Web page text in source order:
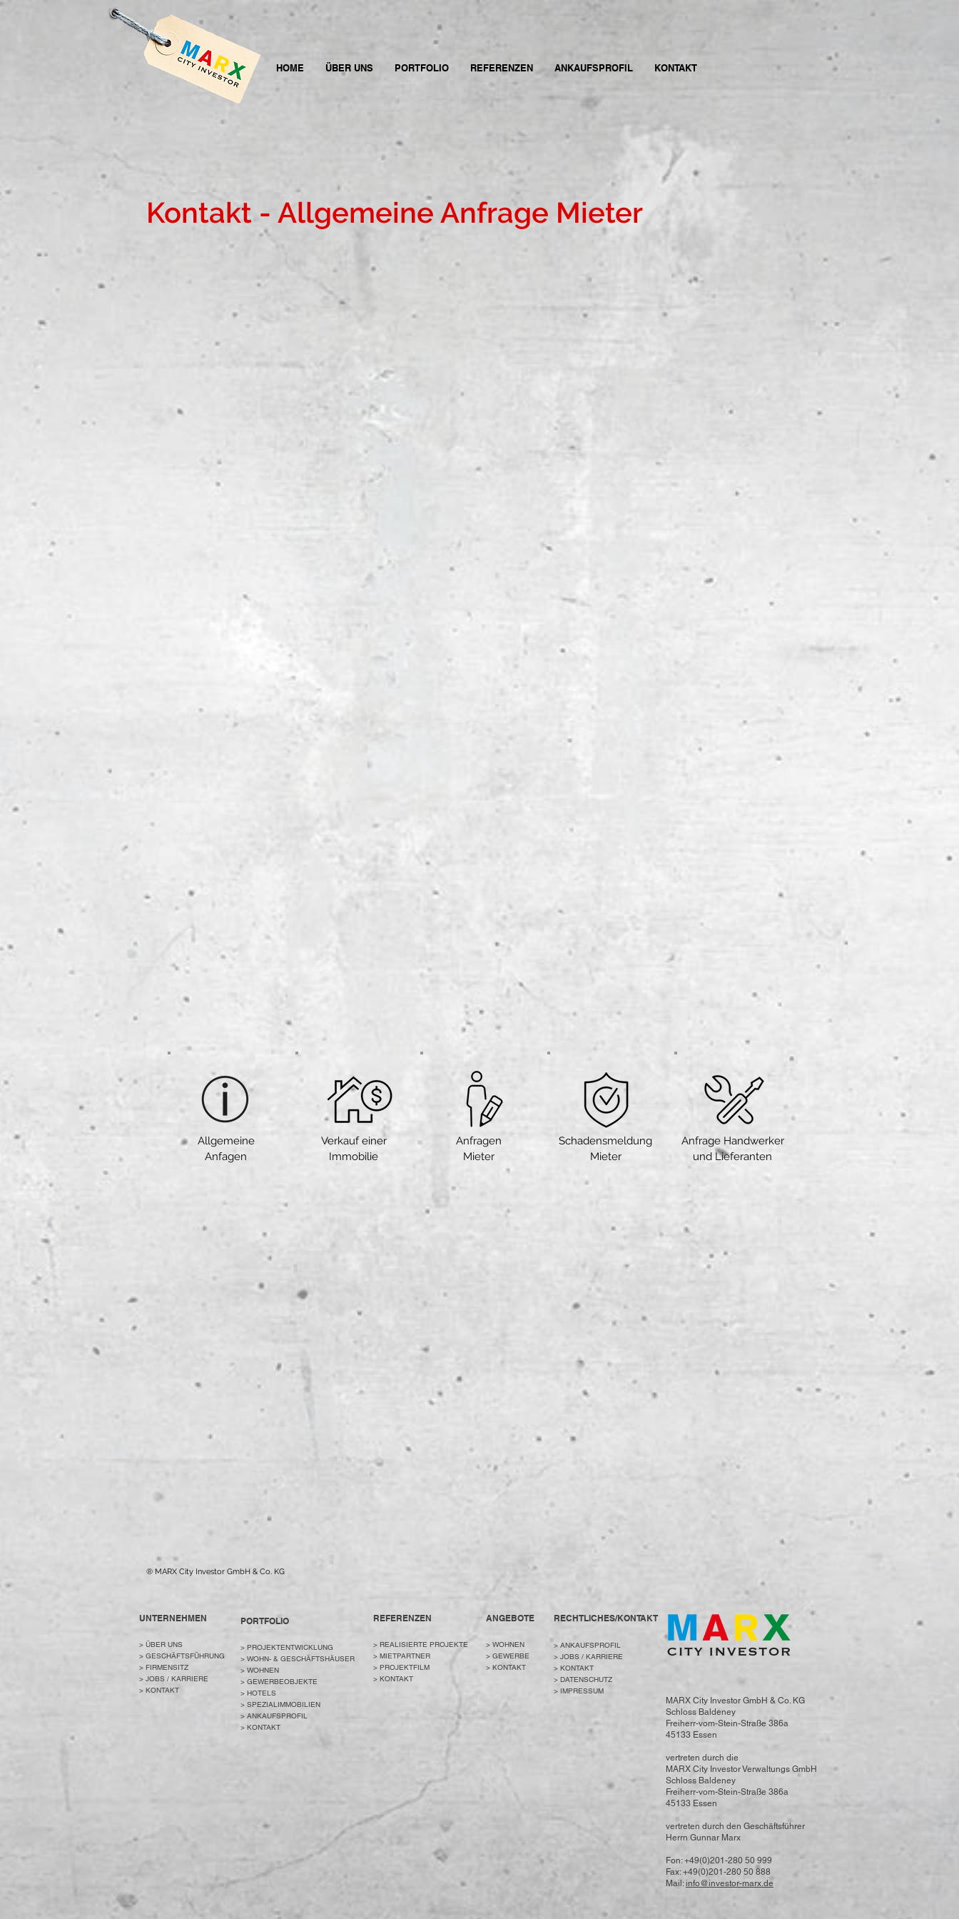
HOME ÜBER UNS PORTFOLIO REFERENZEN ANKAUFSPROFIL KONTAKT
Kontakt - Allgemeine Anfrage Mieter
Allgemeine
Anfagen
Verkauf einer
Immobilie
Anfragen
Mieter
Schadensmeldung
Mieter
Anfrage Handwerker
und Lieferanten
® MARX City Investor GmbH & Co. KG
UNTERNEHMEN
> ÜBER UNS
> GESCHÄFTSFÜHRUNG
> FIRMENSITZ
> JOBS / KARRIERE
> KONTAKT
PORTFOLIO
> PROJEKTENTWICKLUNG
> WOHN- & GESCHÄFTSHÄUSER
> WOHNEN
> GEWERBEOBJEKTE
> HOTELS
> SPEZIALIMMOBILIEN
> ANKAUFSPROFIL
> KONTAKT
REFERENZEN
> REALISIERTE PROJEKTE
> MIETPARTNER
> PROJEKTFILM
> KONTAKT
ANGEBOTE
> WOHNEN
> GEWERBE
> KONTAKT
RECHTLICHES/KONTAKT
> ANKAUFSPROFIL
> JOBS / KARRIERE
> KONTAKT
> DATENSCHUTZ
> IMPRESSUM
MARX City Investor GmbH & Co. KG
Schloss Baldeney
Freiherr-vom-Stein-Straße 386a
45133 Essen
vertreten durch die
MARX City Investor Verwaltungs GmbH
Schloss Baldeney
Freiherr-vom-Stein-Straße 386a
45133 Essen
vertreten durch den Geschäftsführer
Herrn Gunnar Marx
Fon: +49(0)201-280 50 999
Fax: +49(0)201-280 50 888
Mail:info@investor-marx.de